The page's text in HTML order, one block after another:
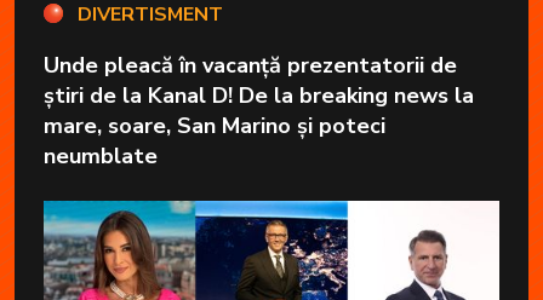
DIVERTISMENT
Unde pleacă în vacanță prezentatorii de
știri de la Kanal D! De la breaking news la
mare, soare, San Marino și poteci
neumblate